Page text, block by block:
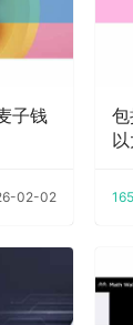
子钱
02-02
包
165